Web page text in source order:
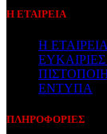
Η ΕΤΑΙΡΕΙΑ
Η ΕΤΑΙΡΕΙΑ
ΕΝΤΥΠΑ
ΠΛΗΡΟΦΟΡΙΕΣ